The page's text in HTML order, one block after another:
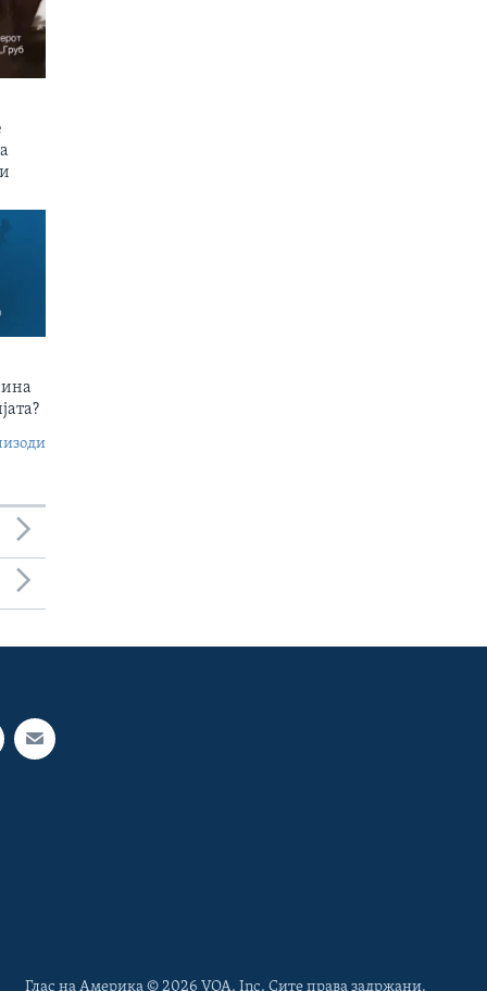
Глас на Америка © 2026 VOA, Inc. Сите права задржани.